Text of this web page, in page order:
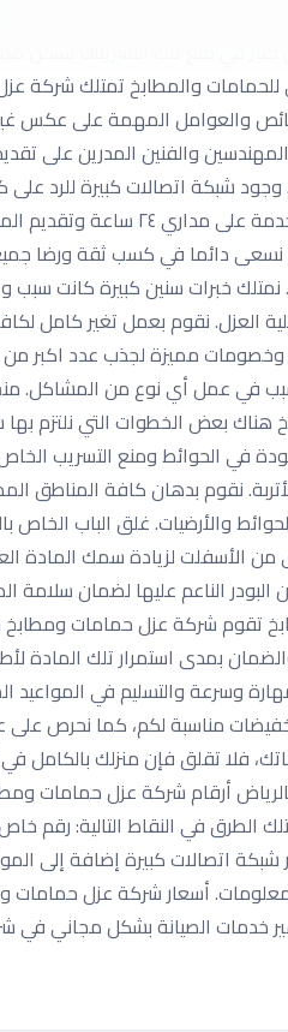
والمطابخ تمتلك شركة
والعوامل المهمة على عكس
والفنين المدرين
شبكة اتصالات كبيرة للرد
بكل سهولة. تمتلك شركة عزل
دائما في كسب ثقة ورضا
خبرات سنين كبيرة كانت سبب
العزل. نقوم بعمل تغير كامل
مميزة لجذب عدد اكبر
في عمل أي نوع من المشاكل.
بعض الخطوات التي نلتزم
في الحوائط ومنع التسريب
نقوم بدهان كافة المناطق
والأرضيات. غلق الباب
الأسفلت لزيادة سمك المادة
الناعم عليها لضمان سلامة
شركة عزل حمامات ومطابخ
بمدى استمرار تلك المادة
مهارة وسرعة والتسليم في
مناسبة لكم، كما نحرص على
فلا تقلق فإن منزلك بالكامل
أرقام شركة عزل حمامات
الطرق في النقاط التالية: رقم
اتصالات كبيرة إضافة إلى
أسعار شركة عزل
خدمات الصيانة بشكل مجاني